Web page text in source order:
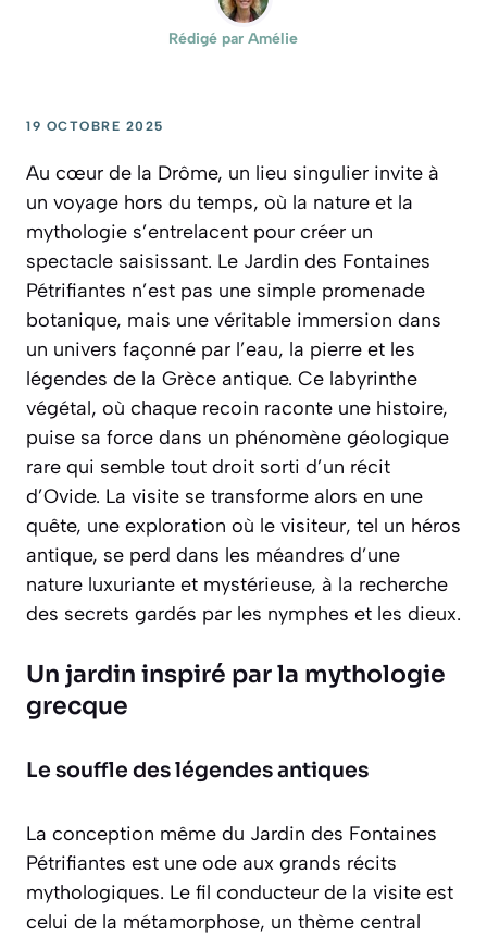
Rédigé par Amélie
19 OCTOBRE 2025
Au cœur de la Drôme, un lieu singulier invite à
un voyage hors du temps, où la nature et la
mythologie s’entrelacent pour créer un
spectacle saisissant. Le Jardin des Fontaines
Pétrifiantes n’est pas une simple promenade
botanique, mais une véritable immersion dans
un univers façonné par l’eau, la pierre et les
légendes de la Grèce antique. Ce labyrinthe
végétal, où chaque recoin raconte une histoire,
puise sa force dans un phénomène géologique
rare qui semble tout droit sorti d’un récit
d’Ovide. La visite se transforme alors en une
quête, une exploration où le visiteur, tel un héros
antique, se perd dans les méandres d’une
nature luxuriante et mystérieuse, à la recherche
des secrets gardés par les nymphes et les dieux.
Un jardin inspiré par la mythologie
grecque
Le souffle des légendes antiques
La conception même du Jardin des Fontaines
Pétrifiantes est une ode aux grands récits
mythologiques. Le fil conducteur de la visite est
celui de la métamorphose, un thème central